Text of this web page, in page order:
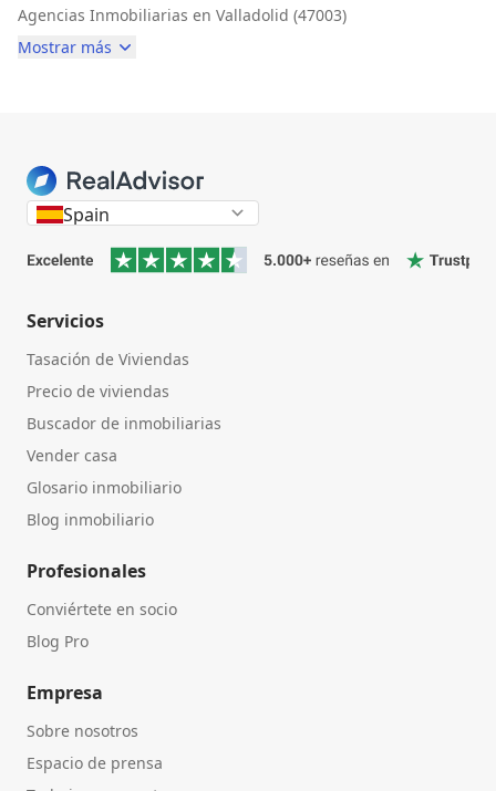
Agencias Inmobiliarias en Valladolid (47003)
Mostrar más
Spain
Servicios
Tasación de Viviendas
Precio de viviendas
Buscador de inmobiliarias
Vender casa
Glosario inmobiliario
Blog inmobiliario
Profesionales
Conviértete en socio
Blog Pro
Empresa
Sobre nosotros
Espacio de prensa